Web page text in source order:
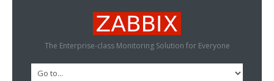
The Enterprise-class Monitoring Solution for Everyone